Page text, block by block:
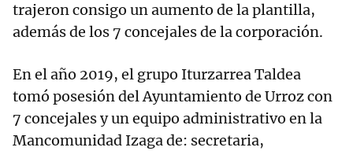
trajeron consigo un aumento de la plantilla,
además de los 7 concejales de la corporación.
En el año 2019, el grupo Iturzarrea Taldea
tomó posesión del Ayuntamiento de Urroz con
7 concejales y un equipo administrativo en la
Mancomunidad Izaga de: secretaria,